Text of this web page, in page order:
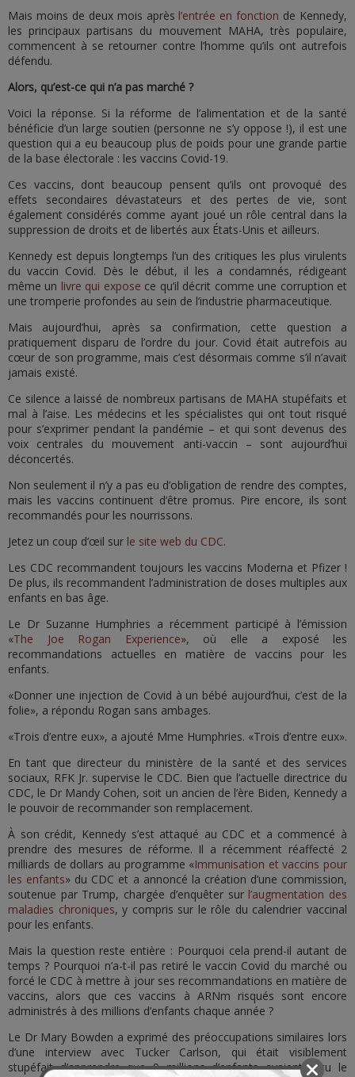
Mais moins de deux mois après l’entrée en fonction de Kennedy,
les principaux partisans du mouvement MAHA, très populaire,
commencent à se retourner contre l’homme qu’ils ont autrefois
défendu.
Alors, qu’est-ce qui n’a pas marché ?
Voici la réponse. Si la réforme de l’alimentation et de la santé
bénéficie d’un large soutien (personne ne s’y oppose !), il est une
question qui a eu beaucoup plus de poids pour une grande partie
de la base électorale : les vaccins Covid-19.
Ces vaccins, dont beaucoup pensent qu’ils ont provoqué des
effets secondaires dévastateurs et des pertes de vie, sont
également considérés comme ayant joué un rôle central dans la
suppression de droits et de libertés aux États-Unis et ailleurs.
Kennedy est depuis longtemps l’un des critiques les plus virulents
du vaccin Covid. Dès le début, il les a condamnés, rédigeant
même un livre qui expose ce qu’il décrit comme une corruption et
une tromperie profondes au sein de l’industrie pharmaceutique.
Mais aujourd’hui, après sa confirmation, cette question a
pratiquement disparu de l’ordre du jour. Covid était autrefois au
cœur de son programme, mais c’est désormais comme s’il n’avait
jamais existé.
Ce silence a laissé de nombreux partisans de MAHA stupéfaits et
mal à l’aise. Les médecins et les spécialistes qui ont tout risqué
pour s’exprimer pendant la pandémie – et qui sont devenus des
voix centrales du mouvement anti-vaccin – sont aujourd’hui
déconcertés.
Non seulement il n’y a pas eu d’obligation de rendre des comptes,
mais les vaccins continuent d’être promus. Pire encore, ils sont
recommandés pour les nourrissons.
Jetez un coup d’œil sur le site web du CDC.
Les CDC recommandent toujours les vaccins Moderna et Pfizer !
De plus, ils recommandent l’administration de doses multiples aux
enfants en bas âge.
Le Dr Suzanne Humphries a récemment participé à l’émission
«The Joe Rogan Experience», où elle a exposé les
recommandations actuelles en matière de vaccins pour les
enfants.
«Donner une injection de Covid à un bébé aujourd’hui, c’est de la
folie», a répondu Rogan sans ambages.
«Trois d’entre eux», a ajouté Mme Humphries. «Trois d’entre eux».
En tant que directeur du ministère de la santé et des services
sociaux, RFK Jr. supervise le CDC. Bien que l’actuelle directrice du
CDC, le Dr Mandy Cohen, soit un ancien de l’ère Biden, Kennedy a
le pouvoir de recommander son remplacement.
À son crédit, Kennedy s’est attaqué au CDC et a commencé à
prendre des mesures de réforme. Il a récemment réaffecté 2
milliards de dollars au programme «Immunisation et vaccins pour
les enfants» du CDC et a annoncé la création d’une commission,
soutenue par Trump, chargée d’enquêter sur l’augmentation des
maladies chroniques, y compris sur le rôle du calendrier vaccinal
pour les enfants.
Mais la question reste entière : Pourquoi cela prend-il autant de
temps ? Pourquoi n’a-t-il pas retiré le vaccin Covid du marché ou
forcé le CDC à mettre à jour ses recommandations en matière de
vaccins, alors que ces vaccins à ARNm risqués sont encore
administrés à des millions d’enfants chaque année ?
Le Dr Mary Bowden a exprimé des préoccupations similaires lors
d’une interview avec Tucker Carlson, qui était visiblement
stupéfait d’apprendre que 9 millions d’enfants avaient reçu le